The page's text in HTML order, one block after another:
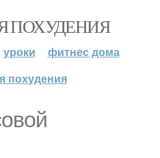
ПОХУДЕНИЯ
уроки
фитнес дома
похудения